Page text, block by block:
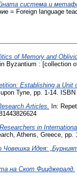
система и
= Foreign language
of Memory and
: [collection
Establishing a Unit
Tyne, pp. 1-14. ISBN
Articles.
In:
in
Athens, Greece, pp.
Човешка Идея:
на Скот Фицджералд.